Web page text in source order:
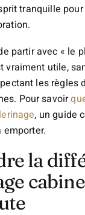
tranquille
partir avec « le
vraiment utile,
les règles
Pour savoir
, un guide
emporter.
la